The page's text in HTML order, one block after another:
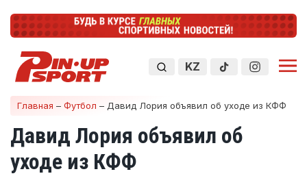
KZ
Главная – Футбол – Давид Лория объявил об уходе из КФФ
Давид Лория объявил об
уходе из КФФ